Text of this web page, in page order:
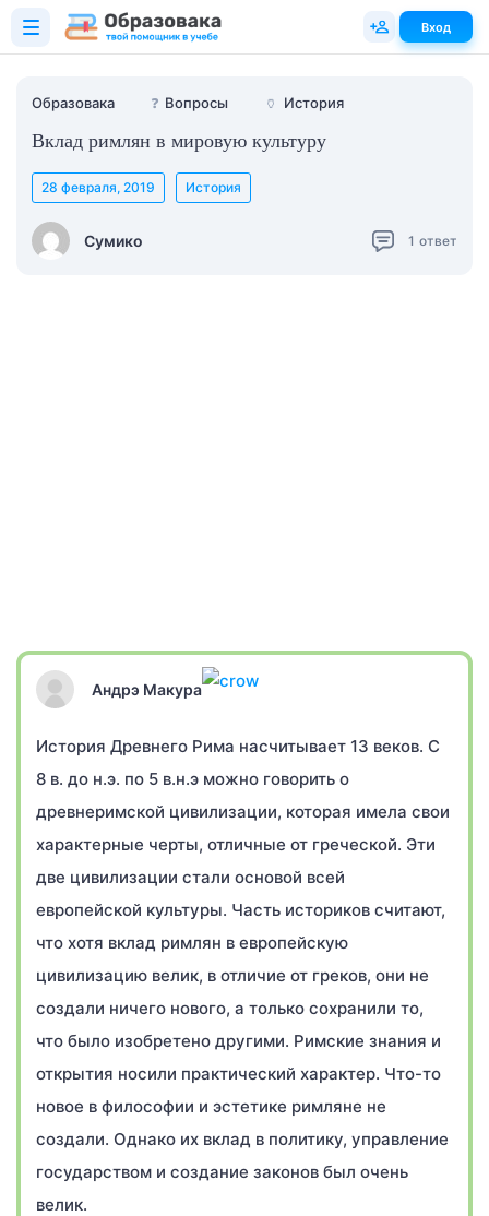
Образовака ❓ Вопросы 🏺 История
Вклад римлян в мировую культуру
Сумико
28 февраля, 2019 История
1 ответ
Андрэ Макура
История Древнего Рима насчитывает 13 веков. С
8 в. до н.э. по 5 в.н.э можно говорить о
древнеримской цивилизации, которая имела свои
характерные черты, отличные от греческой. Эти
две цивилизации стали основой всей
европейской культуры. Часть историков считают,
что хотя вклад римлян в европейскую
цивилизацию велик, в отличие от греков, они не
создали ничего нового, а только сохранили то,
что было изобретено другими. Римские знания и
открытия носили практический характер. Что-то
новое в философии и эстетике римляне не
создали. Однако их вклад в политику, управление
государством и создание законов был очень
велик.
Вход